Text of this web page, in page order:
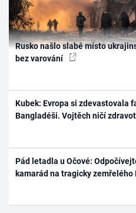
Rusko našlo slabé místo
bez varování
Kubek: Evropa si zdevastovala
Bangladéši. Vojtěch ničí
Pád letadla u Očové:
kamarád na tragicky zemřelého